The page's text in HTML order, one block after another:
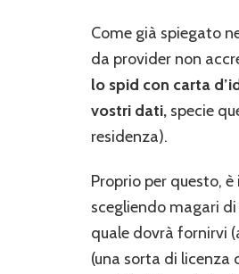
Come già spiegato
da provider non
lo spid con carta
vostri dati, specie
residenza).
Proprio per questo,
scegliendo magari
quale dovrà fornirvi
(una sorta di